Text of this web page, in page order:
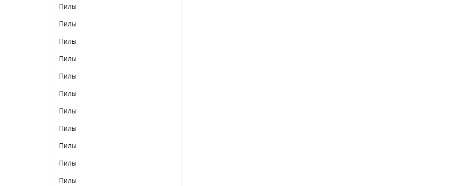
Пилы
Пилы
Пилы
Пилы
Пилы
Пилы
Пилы
Пилы
Пилы
Пилы
Пилы